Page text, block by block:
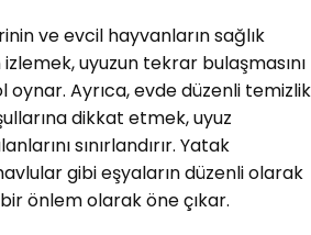
ve evcil hayvanların sağlık
izlemek, uyuzun tekrar bulaşmasını
Ayrıca, evde düzenli temizlik
dikkat etmek, uyuz
sınırlandırır. Yatak
gibi eşyaların düzenli olarak
önlem olarak öne çıkar.